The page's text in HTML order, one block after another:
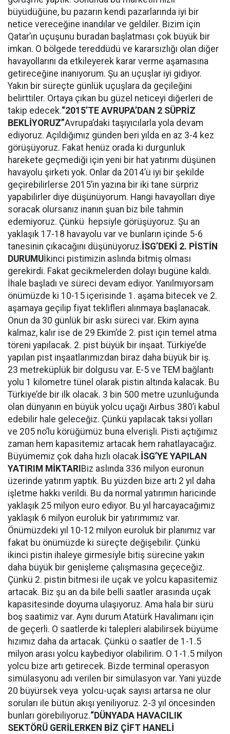
büyüdüğüne, bu pazarın kendi pazarlarında iyi bir
netice vereceğine inandılar ve geldiler. Bizim için
Qatar’ın uçuşunu buradan başlatması çok büyük bir
imkan. O bölgede tereddüdü ve kararsızlığı olan diğer
havayollarını da etkileyerek karar verme aşamasına
getireceğine inanıyorum. Şu an uçuşlar iyi gidiyor.
Yakın bir süreçte günlük uçuşlara da geçileğini
belirttiler. Ortaya çıkan bu güzel neticeyi diğerleri de
takip edecek.“2015’TE AVRUPA’DAN 2 SÜPRİZ
BEKLİYORUZ”Avrupa’daki taşıyıcılarla yola devam
ediyoruz. Açıldığımız günden beri yılda en az 3-4 kez
görüşüyoruz. Fakat henüz orada ki durgunluk
harekete geçmediği için yeni bir hat yatırımı düşünen
havayolu şirketi yok. Onlar da 2014’ü iyi bir şekilde
geçirebilirlerse 2015’in yazına bir iki tane sürpriz
yapabilirler diye düşünüyorum. Hangi havayolları diye
soracak olursanız inanın şuan biz bile tahmin
edemiyoruz. Çünkü hepsiyle görüşüyoruz. Şu an
yaklaşık 17-18 havayolu var ve bunların içinde 5-6
tanesinin çıkacağını düşünüyoruz.İSG’DEKİ 2. PİSTİN
DURUMUİkinci pistimizin aslında bitmiş olması
gerekirdi. Fakat gecikmelerden dolayı bugüne kaldı.
İhale başladı ve süreci devam ediyor. Yanılmıyorsam
önümüzde ki 10-15 içerisinde 1. aşama bitecek ve 2.
aşamaya geçilip fiyat teklifleri alınmaya başlanacak.
Onun da 30 günlük bir askı süreci var. Ekim ayına
kalmaz, kalır ise de 29 Ekim’de 2. pist için temel atma
töreni yapılacak. 2. pist büyük bir inşaat. Türkiye’de
yapılan pist inşaatlarımızdan biraz daha büyük bir iş.
23 metreküplük bir dolgusu var. E-5 ve TEM bağlantı
yolu 1 kilometre tünel olarak pistin altında kalacak. Bu
Türkiye’de bir ilk olacak. 3 bin 500 metre uzunluğunda
olan dünyanın en büyük yolcu uçağı Airbus 380’i kabul
edebilir hale geleceğiz. Çünkü yapılacak taksi yolları
ve 205 no’lu körüğümüz buna elverişli. Pisti açtığımız
zaman hem kapasitemiz artacak hem rahatlayacağız.
Büyümemiz çok daha hızlı olacak.İSG’YE YAPILAN
YATIRIM MİKTARI Biz aslında 336 milyon euronun
üzerinde yatırım yaptık. Bu yüzden bize artı 2 yıl daha
işletme hakkı verildi. Bu da normal yatırımın haricinde
yaklaşık 25 milyon euro ediyor. Bu yıl harcayacağımız
yaklaşık 6 milyon euroluk bir yatırımımız var.
Önümüzdeki yıl 10-12 milyon euroluk bir planımız var
fakat bu önümüzde ki süreçte değişebilir. Çünkü
ikinci pistin ihaleye girmesiyle bitiş sürecine yakın
daha büyük bir genişleme çalışmasına geçeceğiz.
Çünkü 2. pistin bitmesi ile uçak ve yolcu kapasitemiz
artacak. Biz şu an da bile belli saatler arasında uçak
kapasitesinde doyuma ulaşıyoruz. Ama hala bir sürü
boş saatimiz var. Aynı durum Atatürk Havalimanı için
de geçerli. O saatlerde ki talepleri alabilirsek büyüme
hızımız daha da artacak. Çünkü o saatler de 1-1.5
milyon arası yolcu kaybediyor olabilirim. O 1-1.5 milyon
yolcu bize artı getirecek. Bizde terminal operasyon
simülasyonu adı verilen bir simülasyon var. Yani yüzde
20 büyürsek veya yolcu-uçak sayısı artarsa ne olur
soruları ile bütün akışı yeniliyoruz. 2-3 yıl öncesinden
bunları görebiliyoruz.“DÜNYADA HAVACILIK
SEKTÖRÜ GERİLERKEN BİZ ÇİFT HANELİ